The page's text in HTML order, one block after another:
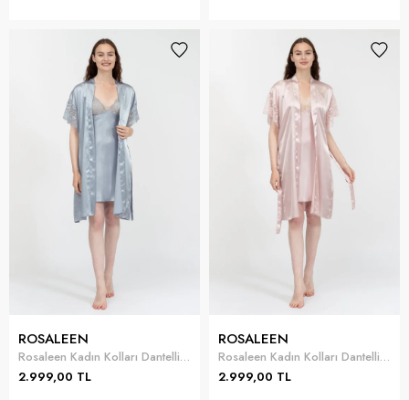
ROSALEEN
Rosaleen Kadın Kolları Dantelli Kimono Kısa Gecelik Takımı
2.999,00 TL
ROSALEEN
Rosaleen Kadın Kolları Dantelli Kimono Kısa Gecelik Takımı
2.999,00 TL